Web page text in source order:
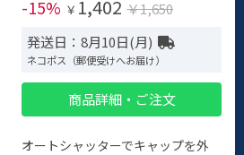
-15% ￥ 1,402 ￥1,650
発送日：8月10日(月)
ネコポス（郵便受けへお届け）
商品詳細・ご注文
オートシャッターでキャップを外